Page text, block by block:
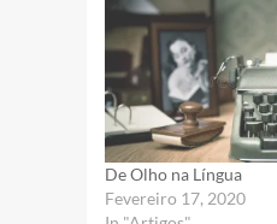
De Olho na Língua
Fevereiro 17, 2020